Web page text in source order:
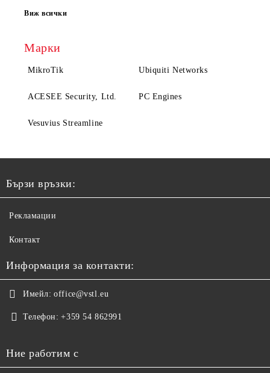
Виж всички
Марки
MikroTik Ubiquiti Networks
ACESEE Security, Ltd. PC Engines
Vesuvius Streamline
Бързи връзки:
Рекламации
Контакт
Информация за контакти:
Имейл: office@vstl.eu
Телефон: +359 54 862991
Ние работим с